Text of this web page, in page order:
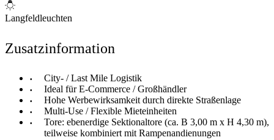
Langfeldleuchten
Zusatzinformation
City- / Last Mile Logistik
Ideal für E-Commerce / Großhändler
Hohe Werbewirksamkeit durch direkte Straßenlage
Multi-Use / Flexible Mieteinheiten
Tore: ebenerdige Sektionaltore (ca. B 3,00 m x H 4,30 m),
teilweise kombiniert mit Rampenandienungen